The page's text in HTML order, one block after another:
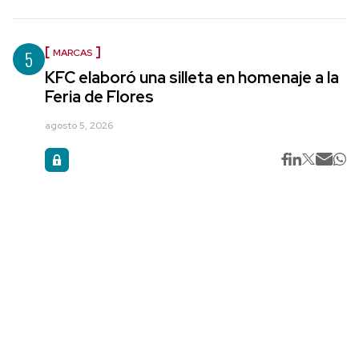
5 MARCAS
KFC elaboró una silleta en homenaje a la
Feria de Flores
agosto 5, 2026